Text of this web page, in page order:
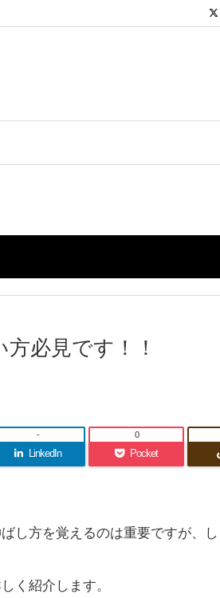
必見です！！
LinkedIn
-
Pocket
0
し方を覚えるのは重要ですが、
く紹介します。